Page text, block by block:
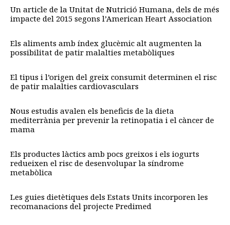
Un article de la Unitat de Nutrició Humana, dels de més
impacte del 2015 segons l’American Heart Association
Els aliments amb índex glucèmic alt augmenten la
possibilitat de patir malalties metabòliques
El tipus i l’origen del greix consumit determinen el risc
de patir malalties cardiovasculars
Nous estudis avalen els beneficis de la dieta
mediterrània per prevenir la retinopatia i el càncer de
mama
Els productes làctics amb pocs greixos i els iogurts
redueixen el risc de desenvolupar la síndrome
metabòlica
Les guies dietètiques dels Estats Units incorporen les
recomanacions del projecte Predimed